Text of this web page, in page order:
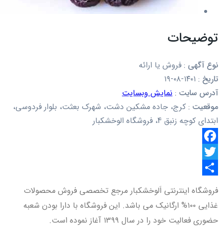
توضیحات
نوع آگهی : فروش یا ارائه
تاریخ :
آدرس سایت : نمایش وبسایت
موقعیت : کرج، جاده مشکین دشت، شهرک بعثت، بلوار فردوسی،
ابتدای کوچه زنبق 4، فروشگاه الوخشکبار
Facebook
Twitter
اشتراک
گذاری
فروشگاه اینترنتی اَلوخشکبار مرجع تخصصی فروش محصولات
غذایی ۱۰۰% ارگانیک می باشد. این فروشگاه با دارا بودن شعبه
حضوری فعالیت خود را در سال ۱۳۹۹ آغاز نموده است.